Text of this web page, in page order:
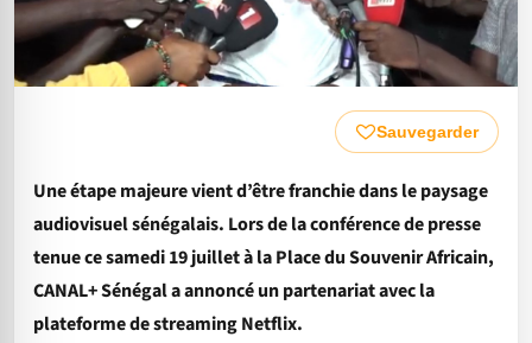
Sauvegarder
Une étape majeure vient d’être franchie dans le paysage
audiovisuel sénégalais. Lors de la conférence de presse
tenue ce samedi 19 juillet à la Place du Souvenir Africain,
CANAL+ Sénégal a annoncé un partenariat avec la
plateforme de streaming Netflix.